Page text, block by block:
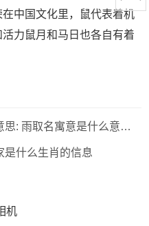
中国文化里，鼠代表着机
力鼠月和马日也各自有着
雨取名寓意是什么意思女孩
是什么生肖的信息
机